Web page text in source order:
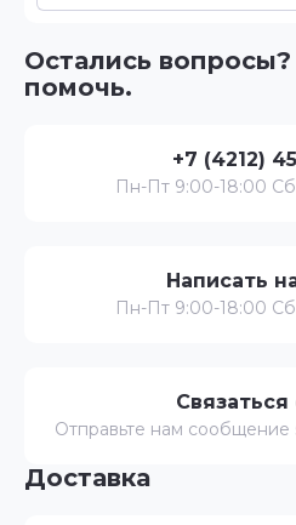
Остались
помочь.
+7 (4212)
Пн-Пт 9:00-18:00
Написать
Пн-Пт 9:00-18:00
Связаться
Отправьте нам
Доставка